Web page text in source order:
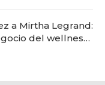
a Mirtha Legrand:
del wellness